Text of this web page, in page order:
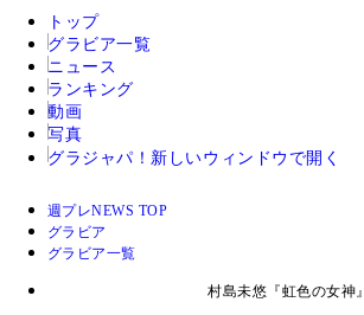
トップ
グラビア一覧
ニュース
ランキング
動画
写真
グラジャパ！ 新しいウィンドウで開く
週プレNEWS TOP
グラビア
グラビア一覧
村島未悠『虹色の女神』